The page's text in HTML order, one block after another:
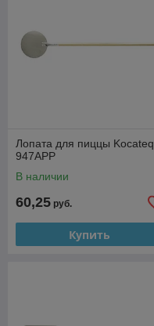
Лопата для пиццы Kocateq
947APP
В наличии
60,25 руб.
Купить